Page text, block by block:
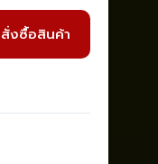
สั่งซื้อสินค้า